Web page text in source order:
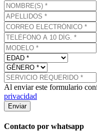
Al enviar este formulario
privacidad
Enviar
Contacto por whatsapp